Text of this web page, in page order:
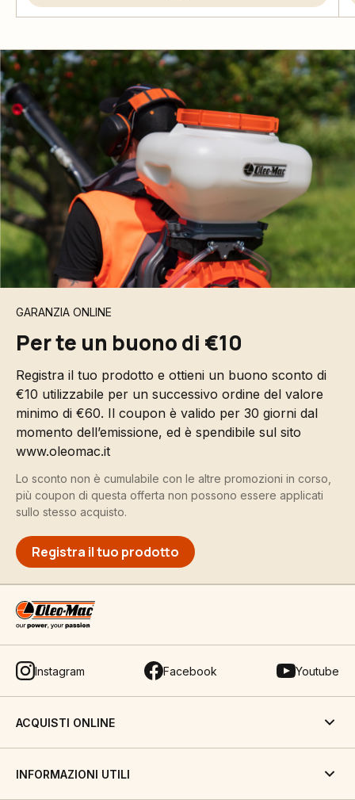
GARANZIA ONLINE
Per te un buono di €10
Registra il tuo prodotto e ottieni un buono sconto di
€10 utilizzabile per un successivo ordine del valore
minimo di €60. Il coupon è valido per 30 giorni dal
momento dell’emissione, ed è spendibile sul sito
www.oleomac.it
Lo sconto non è cumulabile con le altre promozioni in corso,
più coupon di questa offerta non possono essere applicati
sullo stesso acquisto.
Registra il tuo prodotto
Instagram Facebook Youtube
ACQUISTI ONLINE
INFORMAZIONI UTILI